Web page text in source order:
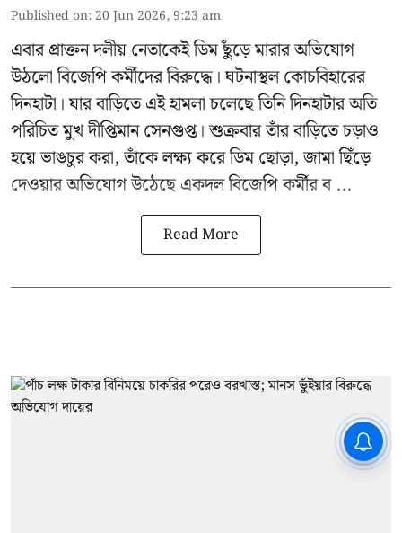
Published on: 20 Jun 2026, 9:23 am
এবার প্রাক্তন দলীয় নেতাকেই ডিম ছুঁড়ে মারার অভিযোগ
উঠলো বিজেপি কর্মীদের বিরুদ্ধে। ঘটনাস্থল কোচবিহারের
দিনহাটা। যার বাড়িতে এই হামলা চলেছে তিনি দিনহাটার অতি
পরিচিত মুখদীপ্তিমান সেনগুপ্ত।শুক্রবার তাঁর বাড়িতে চড়াও
হয়ে ভাঙচুর করা, তাঁকে লক্ষ্য করে ডিম ছোড়া, জামা ছিঁড়ে
দেওয়ার অভিযোগ উঠেছে একদল বিজেপি কর্মীর ব ...
Read More